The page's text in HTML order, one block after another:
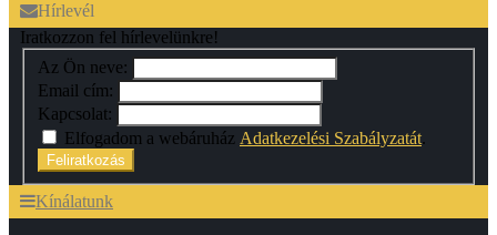
Hírlevél
Iratkozzon fel hírlevelünkre!
Az Ön neve:
Email cím:
Kapcsolat:
Elfogadom a webáruház Adatkezelési Szabályzatát.
Feliratkozás
Kínálatunk